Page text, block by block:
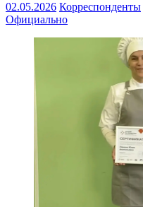
02.05.2026 Корреспонденты
Официально